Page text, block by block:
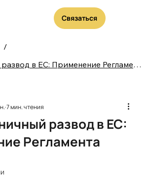
Связаться
/
Трансграничный развод в ЕС: Применение Регламента 2019/1111
развод в ЕС:
Регламента
7 мин. чтения